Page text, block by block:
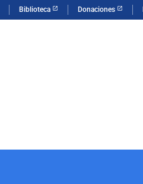
Biblioteca Donaciones